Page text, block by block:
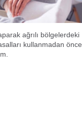
ağrılı bölgelerdeki
kullanmadan önce